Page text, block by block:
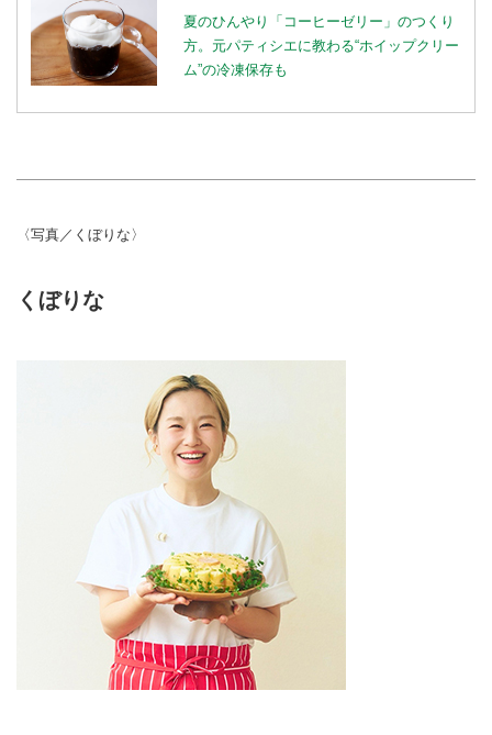
夏のひんやり「コーヒーゼリー」のつくり
方。元パティシエに教わる“ホイップクリー
ム”の冷凍保存も
〈写真／くぼりな〉
くぼりな